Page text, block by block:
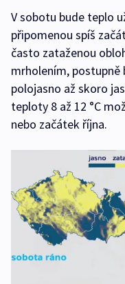
V sobotu bude teplo
připomenou spíš
často zataženou
mrholením, postupně
polojasno až skoro
teploty 8 až 12 °C
nebo začátek října.